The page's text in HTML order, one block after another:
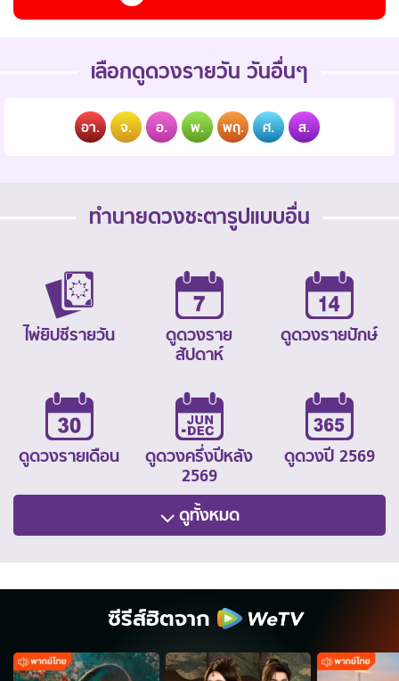
เลือกดูดวงรายวัน วันอื่นๆ
อา. จ. อ. พ. พฤ. ศ. ส.
ทำนายดวงชะตารูปแบบอื่น
ไพ่ยิปซีรายวัน
ดูดวงราย
สัปดาห์
ดูดวงรายปักษ์
ดูดวงรายเดือน
ดูดวงครึ่งปีหลัง
2569
ดูดวงปี 2569
ดูทั้งหมด
ซีรีส์ฮิตจาก